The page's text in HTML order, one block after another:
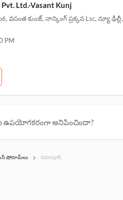
Ltd.-Vasant Kunj
వసంత కుంజ్, నాన్కింగ్ ప్రక్కన Lsc, న్యూ ఢిల్లీ,
PM
అనిపించిందా?
షోరూమ్‌లు దిమాపూర్